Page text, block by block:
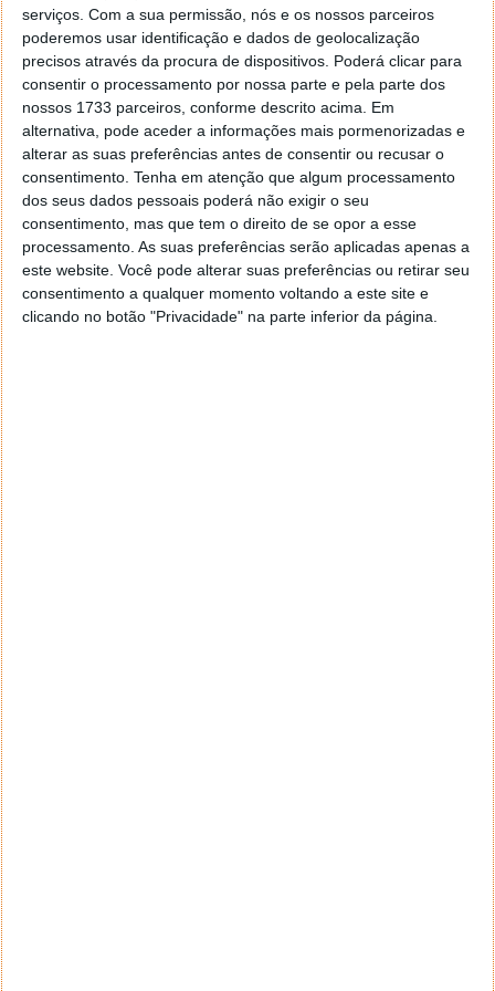
serviços. Com a sua permissão, nós e os nossos parceiros
poderemos usar identificação e dados de geolocalização
precisos através da procura de dispositivos. Poderá clicar para
consentir o processamento por nossa parte e pela parte dos
nossos 1733 parceiros, conforme descrito acima. Em
alternativa, pode aceder a informações mais pormenorizadas e
alterar as suas preferências antes de consentir ou recusar o
consentimento. Tenha em atenção que algum processamento
dos seus dados pessoais poderá não exigir o seu
consentimento, mas que tem o direito de se opor a esse
processamento. As suas preferências serão aplicadas apenas a
este website. Você pode alterar suas preferências ou retirar seu
consentimento a qualquer momento voltando a este site e
clicando no botão "Privacidade" na parte inferior da página.
legisladores neste nosso mundo, consultem o
compêndio online de leis idiotas
Homepage:DumbLaws
Este artigo tem mais de um ano
Acompanhe o Pplware no Google Notícias